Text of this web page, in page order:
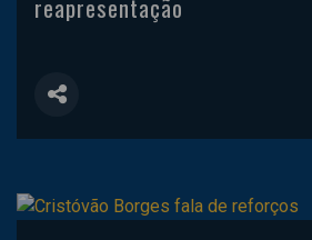
reapresentação